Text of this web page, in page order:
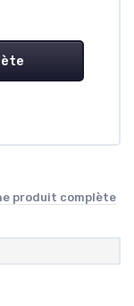
produit complète